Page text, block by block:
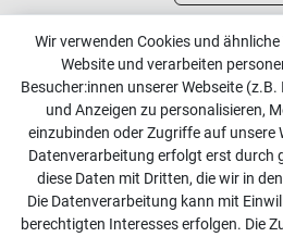
Kontakt
Online
Kontakt
+49 3501
Wir verwenden Cookies und
Website und verarbeiten
Besucher:innen unserer Webseite
und Anzeigen zu personalisieren,
einzubinden oder Zugriffe auf unsere
Datenverarbeitung erfolgt erst durch
diese Daten mit Dritten, die wir in
Die Datenverarbeitung kann mit
berechtigten Interesses erfolgen. Die